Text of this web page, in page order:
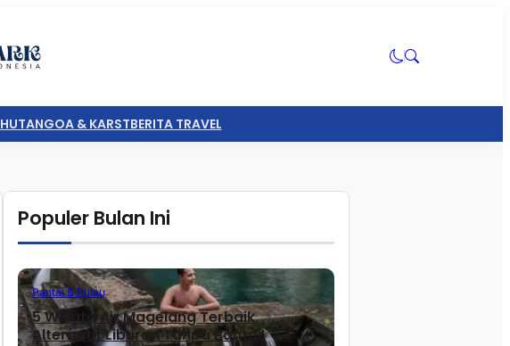
HUTANGOA & KARSTBERITA TRAVEL
Populer Bulan Ini
Pantai & Pulau
5 Wisata Air Magelang Terbaik,
Alternatif Liburan Tanpa Pantai!